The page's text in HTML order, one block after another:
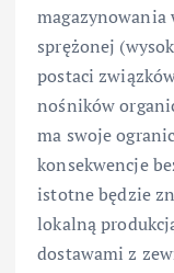
magazynowania
sprężonej
postaci
nośników
ma swoje
konsekwencje
istotne będzie
lokalną
dostawami z